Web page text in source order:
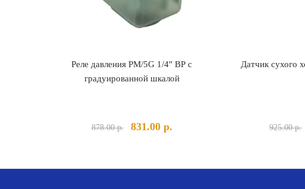
Реле давления PM/5G 1/4″ ВР с
градуированной шкалой
878.00р.
Первоначальная
878.00 р..
831.00 р.
Датчик сухого
925.00р.